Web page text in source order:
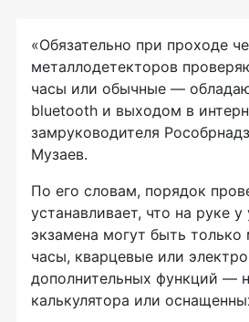
«Обязательно при проходе
металлодетекторов
часы или обычные —
bluetooth и выходом в
замруководителя
Музаев.
По его словам, порядок
устанавливает, что на руке у
экзамена могут быть только
часы, кварцевые или
дополнительных функций —
калькулятора или